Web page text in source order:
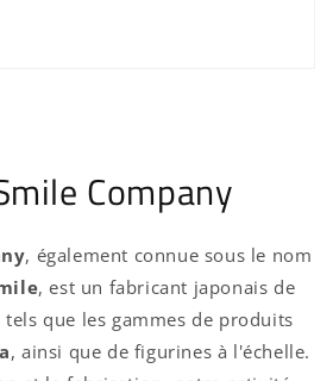
Company
, également connue sous le nom
, est un fabricant japonais de
que les gammes de produits
, ainsi que de figurines à l'échelle.